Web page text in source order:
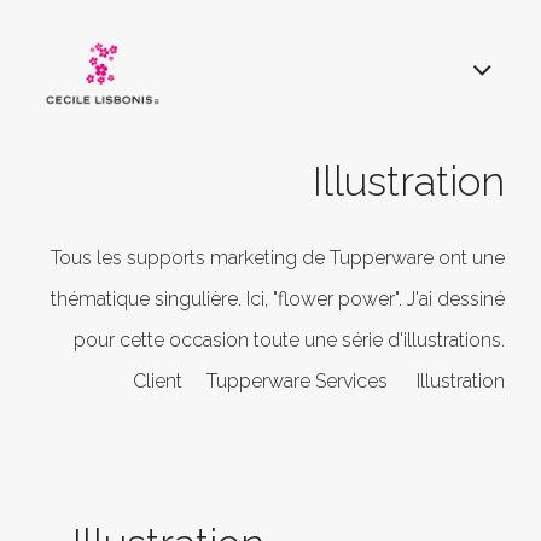
Illustration
Tous les supports marketing de Tupperware ont une
thématique singulière. Ici, "flower power". J'ai dessiné
pour cette occasion toute une série d'illustrations.
Client Tupperware Services Illustration